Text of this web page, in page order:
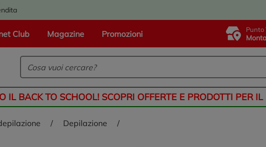
Club Magazine Promozioni Punto
IL BACK TO SCHOOL! SCOPRI OFFERTE E PRODOTTI PER
/ depilazione /